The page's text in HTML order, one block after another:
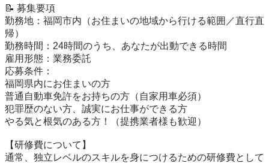
📝 募集要項
勤務地：福岡市内（お住まいの地域から行ける範囲／直行直
帰）
勤務時間：24時間のうち、あなたが出動できる時間
雇用形態：業務委託
応募条件：
福岡県内にお住まいの方
普通自動車免許をお持ちの方（自家用車必須）
犯罪歴のない方、誠実にお仕事ができる方
やる気と根気のある方！（提携業者様も歓迎）
【研修費について】
通常、独立レベルのスキルを身につけるための研修費として